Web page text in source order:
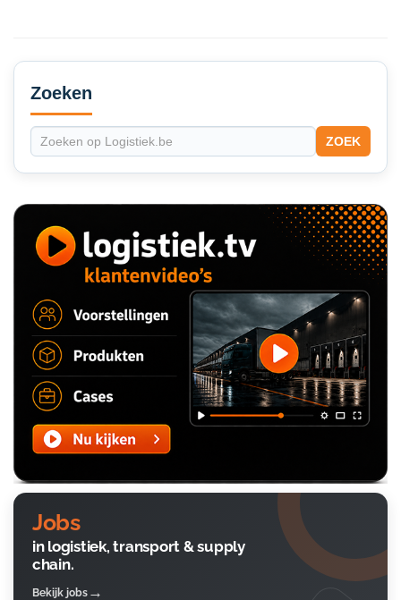
Secondary
Sidebar
Zoeken
ZOEK
Jobs
in logistiek, transport & supply
chain.
Bekijk jobs